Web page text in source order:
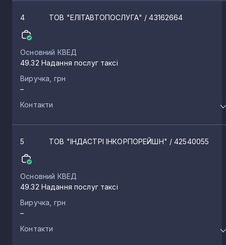
4 ТОВ "ЕЛІТАВТОПОСЛУГА" / 43162664
Основний КВЕД
49.32 Надання послуг таксі
Виручка, грн
–
Контакти
5 ТОВ "ІНДАСТРІ ІНКОРПОРЕЙШН" / 42540055
Основний КВЕД
49.32 Надання послуг таксі
Виручка, грн
–
Контакти